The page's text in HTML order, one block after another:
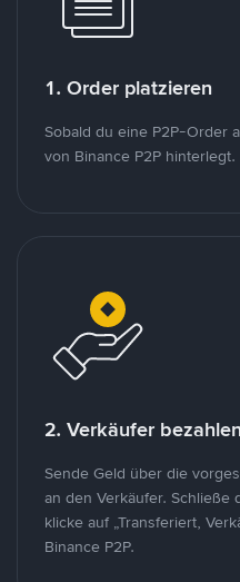
1. Order platzieren
Sobald du eine P2P-Order
von Binance P2P hinterlegt.
2. Verkäufer bezahlen
Sende Geld über die
an den Verkäufer. Schließe
klicke auf „Transferiert,
Binance P2P.